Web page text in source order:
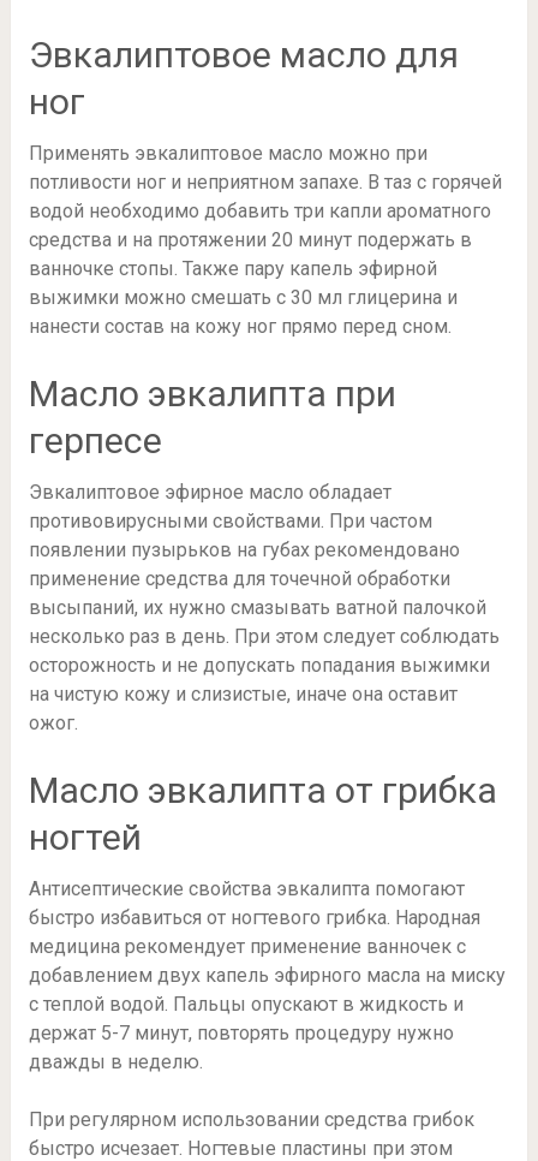
Эвкалиптовое масло для
ног
Применять эвкалиптовое масло можно при
потливости ног и неприятном запахе. В таз с горячей
водой необходимо добавить три капли ароматного
средства и на протяжении 20 минут подержать в
ванночке стопы. Также пару капель эфирной
выжимки можно смешать с 30 мл глицерина и
нанести состав на кожу ног прямо перед сном.
Масло эвкалипта при
герпесе
Эвкалиптовое эфирное масло обладает
противовирусными свойствами. При частом
появлении пузырьков на губах рекомендовано
применение средства для точечной обработки
высыпаний, их нужно смазывать ватной палочкой
несколько раз в день. При этом следует соблюдать
осторожность и не допускать попадания выжимки
на чистую кожу и слизистые, иначе она оставит
ожог.
Масло эвкалипта от грибка
ногтей
Антисептические свойства эвкалипта помогают
быстро избавиться от ногтевого грибка. Народная
медицина рекомендует применение ванночек с
добавлением двух капель эфирного масла на миску
с теплой водой. Пальцы опускают в жидкость и
держат 5-7 минут, повторять процедуру нужно
дважды в неделю.
При регулярном использовании средства грибок
быстро исчезает. Ногтевые пластины при этом